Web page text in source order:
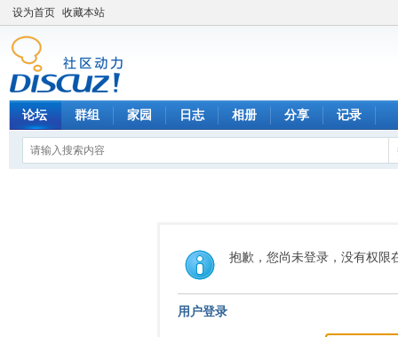
设为首页 收藏本站
论坛 群组 家园 日志 相册 分享 记录
抱歉，您尚未登录，没有权限
用户登录